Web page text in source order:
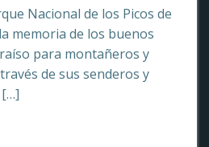
Nacional de los Picos de
memoria de los buenos
para montañeros y
de sus senderos y
[…]